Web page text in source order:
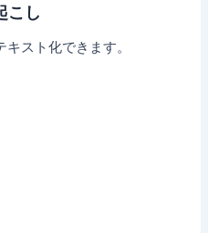
こし
スト化できます。